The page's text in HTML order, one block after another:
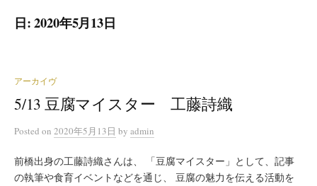
日:2020年5月13日
アーカイヴ
5/13 豆腐マイスター 工藤詩織
Posted on 2020年5月13日 by admin
前橋出身の工藤詩織さんは、 「豆腐マイスター」として、記事
の執筆や食育イベントなどを通じ、 豆腐の魅力を伝える活動を